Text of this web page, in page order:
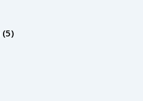
(5)